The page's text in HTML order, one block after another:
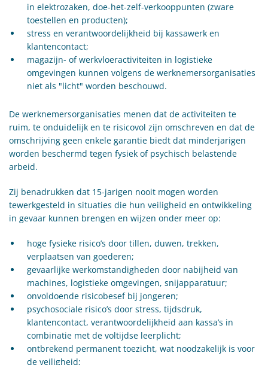
in elektrozaken, doe-het-zelf-verkooppunten (zware
toestellen en producten);
stress en verantwoordelijkheid bij kassawerk en
klantencontact;
magazijn- of werkvloeractiviteiten in logistieke
omgevingen kunnen volgens de werknemersorganisaties
niet als "licht" worden beschouwd.
De werknemersorganisaties menen dat de activiteiten te
ruim, te onduidelijk en te risicovol zijn omschreven en dat de
omschrijving geen enkele garantie biedt dat minderjarigen
worden beschermd tegen fysiek of psychisch belastende
arbeid.
Zij benadrukken dat 15-jarigen nooit mogen worden
tewerkgesteld in situaties die hun veiligheid en ontwikkeling
in gevaar kunnen brengen en wijzen onder meer op:
hoge fysieke risico’s door tillen, duwen, trekken,
verplaatsen van goederen;
gevaarlijke werkomstandigheden door nabijheid van
machines, logistieke omgevingen, snijapparatuur;
onvoldoende risicobesef bij jongeren;
psychosociale risico’s door stress, tijdsdruk,
klantencontact, verantwoordelijkheid aan kassa’s in
combinatie met de voltijdse leerplicht;
ontbrekend permanent toezicht, wat noodzakelijk is voor
de veiligheid;